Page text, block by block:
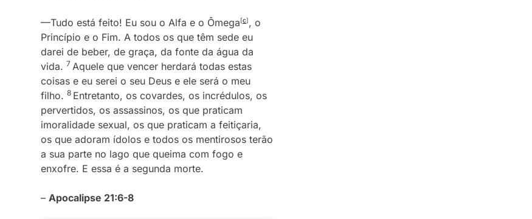
—Tudo está feito! Eu sou o Alfa e o Ômega[c], o
Princípio e o Fim. A todos os que têm sede eu
darei de beber, de graça, da fonte da água da
vida. 7 Aquele que vencer herdará todas estas
coisas e eu serei o seu Deus e ele será o meu
filho. 8 Entretanto, os covardes, os incrédulos, os
pervertidos, os assassinos, os que praticam
imoralidade sexual, os que praticam a feitiçaria,
os que adoram ídolos e todos os mentirosos terão
a sua parte no lago que queima com fogo e
enxofre. E essa é a segunda morte.
– Apocalipse 21:6-8